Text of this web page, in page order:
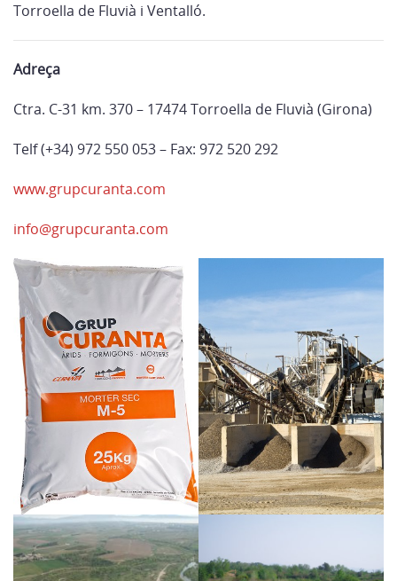
Torroella de Fluvià i Ventalló.
Adreça
Ctra. C-31 km. 370 – 17474 Torroella de Fluvià (Girona)
Telf (+34) 972 550 053 – Fax: 972 520 292
www.grupcuranta.com
info@grupcuranta.com